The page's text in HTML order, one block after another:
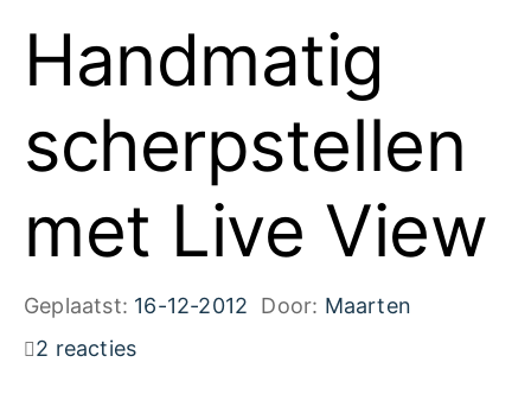
Handmatig
scherpstellen
met Live View
Geplaatst: 16-12-2012 Door: Maarten
2 reacties